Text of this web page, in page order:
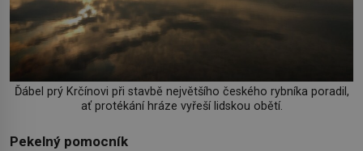
Ďábel prý Krčínovi při stavbě největšího českého rybníka poradil,
ať protékání hráze vyřeší lidskou obětí.
Pekelný pomocník